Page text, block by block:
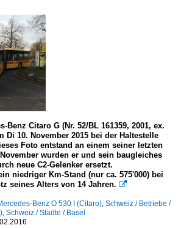
Benz Citaro G (Nr. 52/BL 161359, 2001, ex.
Di 10. November 2015 bei der Haltestelle
Foto entstand an einem seiner letzten
wurden er und sein baugleiches
neue C2-Gelenker ersetzt.
niedriger Km-Stand (nur ca. 575'000) bei
seines Alters von 14 Jahren. 
Benz O 530 I (Citaro), Schweiz / Betriebe /
, Schweiz / Städte / Basel